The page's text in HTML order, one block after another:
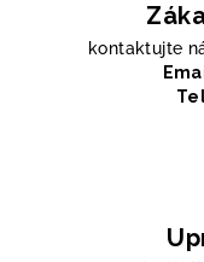
kontaktujte